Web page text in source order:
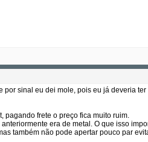
sinal eu dei mole, pois eu já deveria
pagando frete o preço fica muito ruim.
era de metal. O que isso
também não pode apertar pouco par